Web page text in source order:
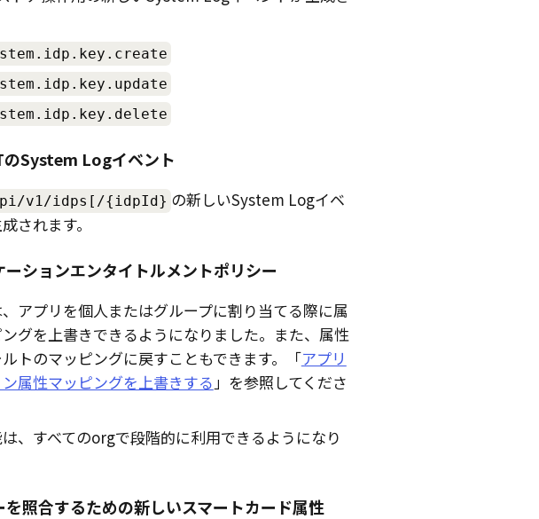
のSystem Logイベント
v1/idps[/{idpId} の新しいSystem Logイベ
されます。
ーションエンタイトルメントポリシー
アプリを個人またはグループに割り当てる際に属
グを上書きできるようになりました。また、属性
トのマッピングに戻すこともできます。「アプリ
属性マッピングを上書きする」を参照してくださ
、すべてのorgで段階的に利用できるようになり
を照合するための新しいスマートカード属性